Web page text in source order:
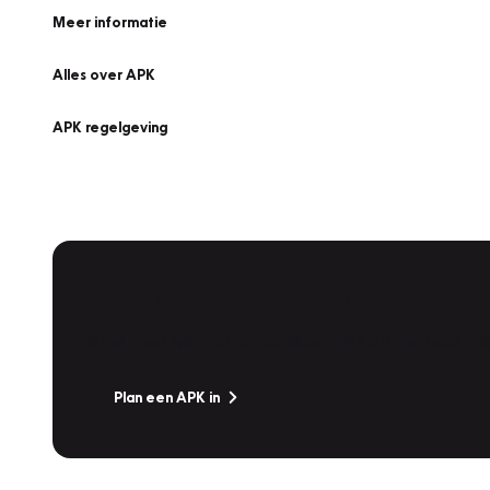
Meer informatie
Alles over APK
APK regelgeving
Plan een APK in